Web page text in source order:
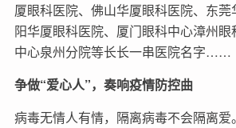
厦眼科医院、佛山华厦眼科医院、东
阳华厦眼科医院、厦门眼科中心漳州
中心泉州分院等长长一串医院名字……
争做“爱心人”，奏响疫情防控曲
病毒无情人有情，隔离病毒不会隔离